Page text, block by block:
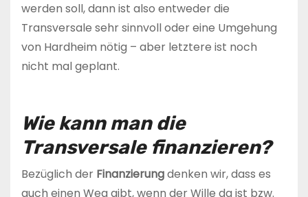
werden soll, dann ist also entweder die
Transversale sehr sinnvoll oder eine Umgehung
von Hardheim nötig – aber letztere ist noch
nicht mal geplant.
Wie kann man die
Transversale finanzieren?
Bezüglich der Finanzierungdenken wir, dass es
auch einen Weg gibt, wenn der Wille da ist bzw.